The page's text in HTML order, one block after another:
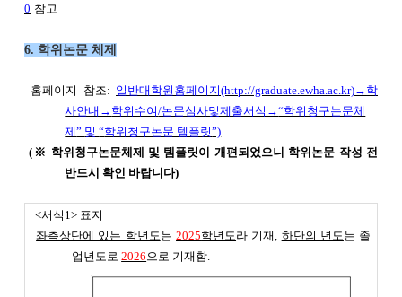
0 참고
6. 학위논문 체제
홈페이지 참조: 일반대학원홈페이지(http://graduate.ewha.ac.kr)→ 학
사안내 → 학위수여/논문심사및제출서식 →“학위청구논문체
제” 및“학위청구논문 템플릿”)
(※ 학위청구논문체제 및 템플릿이 개편되었으니 학위논문 작성 전
반드시 확인 바랍니다)
<서식1> 표지
좌측상단에 있는 학년도 는2025학년도 라 기재, 하단의 년도 는 졸
업년도로2026 으로 기재함.